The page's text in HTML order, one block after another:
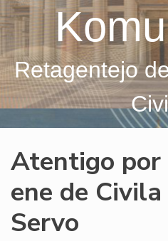
Retagentejo
Atentigo por
ene de
Servo